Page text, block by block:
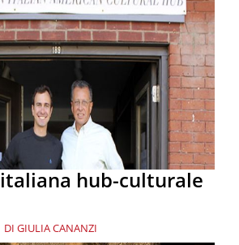
hub-culturale
DI GIULIA CANANZI